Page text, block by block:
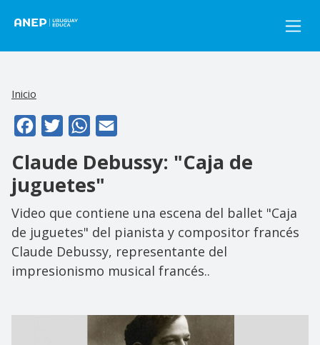
Inicio
FacebookTwitterWhatsApp
Claude Debussy: "Caja de
juguetes"
Video que contiene una escena del ballet "Caja
de juguetes" del pianista y compositor francés
Claude Debussy, representante del
impresionismo musical francés..